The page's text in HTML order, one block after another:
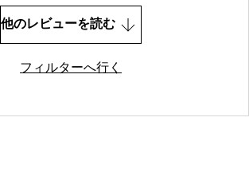
他のレビューを読む
フィルターへ行く